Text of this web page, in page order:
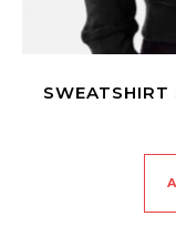
SWEATSHIRT